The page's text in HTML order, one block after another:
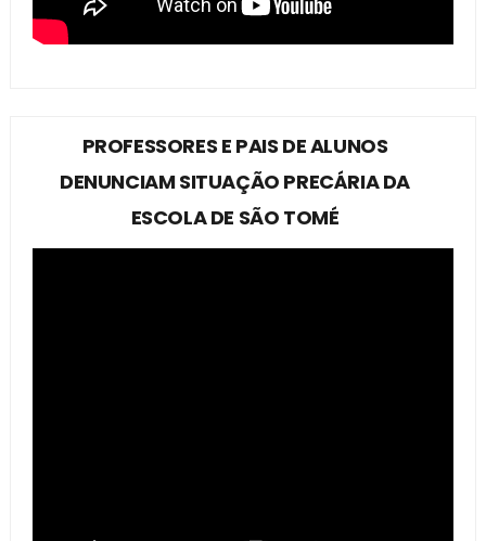
PROFESSORES E PAIS DE ALUNOS
DENUNCIAM SITUAÇÃO PRECÁRIA DA
ESCOLA DE SÃO TOMÉ